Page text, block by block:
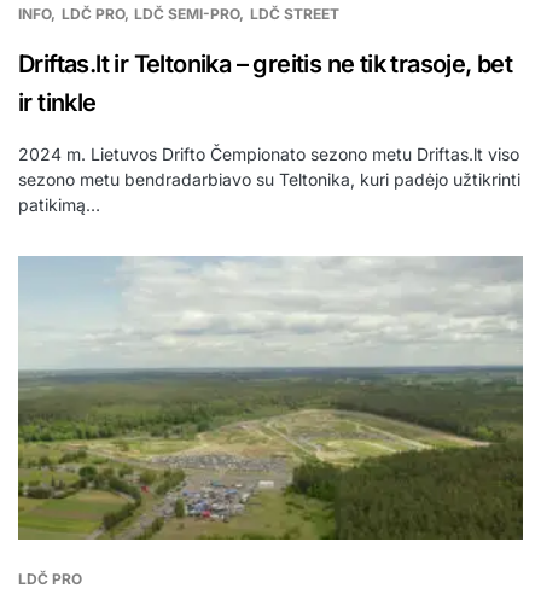
INFO LDČ PRO LDČ SEMI-PRO LDČ STREET
Driftas.lt ir Teltonika – greitis ne tik trasoje, bet
ir tinkle
2024 m. Lietuvos Drifto Čempionato sezono metu Driftas.lt viso
sezono metu bendradarbiavo su Teltonika, kuri padėjo užtikrinti
patikimą…
LDČ PRO